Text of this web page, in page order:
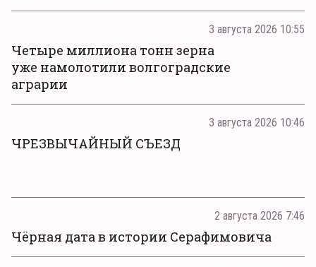
3 августа 2026 10:55
Четыре миллиона тонн зерна
уже намолотили волгоградские
аграрии
3 августа 2026 10:46
ЧРЕЗВЫЧАЙНЫЙ СЪЕЗД
2 августа 2026 7:46
Чёрная дата в истории Серафимовича